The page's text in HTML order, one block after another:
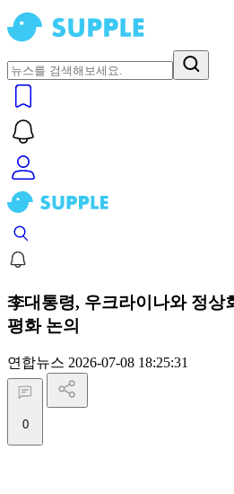
李대통령, 우크라이나와 정상
평화 논의
연합뉴스 2026-07-08 18:25:31
0